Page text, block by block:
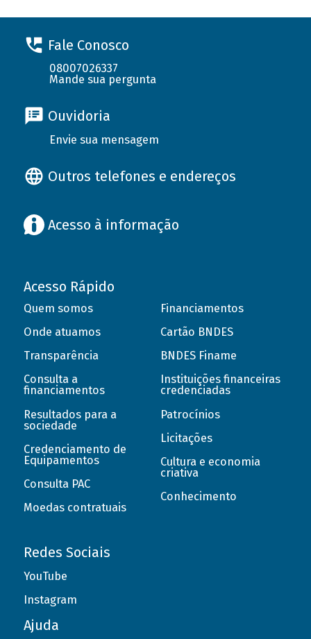
Fale Conosco
08007026337
Mande sua pergunta
Ouvidoria
Envie sua mensagem
Outros telefones e endereços
Acesso à informação
Acesso Rápido
Quem somos
Onde atuamos
Transparência
Consulta a
financiamentos
Resultados para a
sociedade
Credenciamento de
Equipamentos
Consulta PAC
Moedas contratuais
Financiamentos
Cartão BNDES
BNDES Finame
Instituições financeiras
credenciadas
Patrocínios
Licitações
Cultura e economia
criativa
Conhecimento
Redes Sociais
YouTube
Instagram
Ajuda